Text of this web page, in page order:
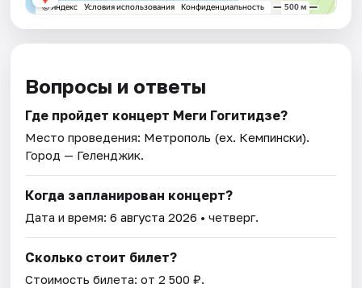
Вопросы и ответы
Где пройдет концерт Меги Гогитидзе?
Место проведения: Метрополь (ex. Кемпински).
Город — Геленджик.
Когда запланирован концерт?
Дата и время:6 августа 2026 • четверг.
Сколько стоит билет?
Стоимость билета: от 2 500 ₽.